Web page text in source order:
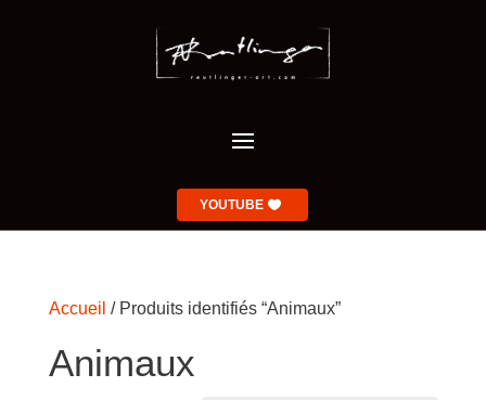
YOUTUBE
Accueil / Produits identifiés “Animaux”
Animaux